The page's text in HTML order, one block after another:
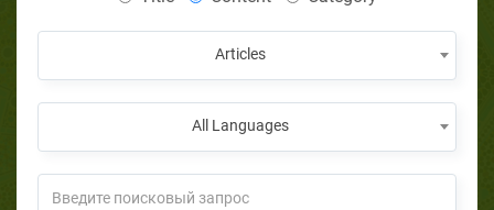
Articles
All Languages